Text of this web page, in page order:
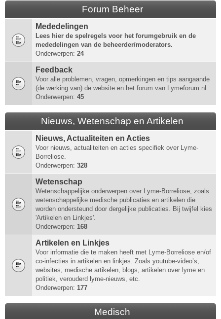
Forum Beheer
Mededelingen
Lees hier de spelregels voor het forumgebruik en de
mededelingen van de beheerder/moderators.
Onderwerpen: 24
Feedback
Voor alle problemen, vragen, opmerkingen en tips aangaande
(de werking van) de website en het forum van Lymeforum.nl.
Onderwerpen: 45
Nieuws, Wetenschap en Artikelen
Nieuws, Actualiteiten en Acties
Voor nieuws, actualiteiten en acties specifiek over Lyme-
Borreliose.
Onderwerpen: 328
Wetenschap
Wetenschappelijke onderwerpen over Lyme-Borreliose, zoals
wetenschappelijke medische publicaties en artikelen die
worden ondersteund door dergelijke publicaties. Bij twijfel kies
'Artikelen en Linkjes'.
Onderwerpen: 168
Artikelen en Linkjes
Voor informatie die te maken heeft met Lyme-Borreliose en/of
co-infecties in artikelen en linkjes. Zoals youtube-video’s,
websites, medische artikelen, blogs, artikelen over lyme en
politiek, verouderd lyme-nieuws, etc.
Onderwerpen: 177
Medisch